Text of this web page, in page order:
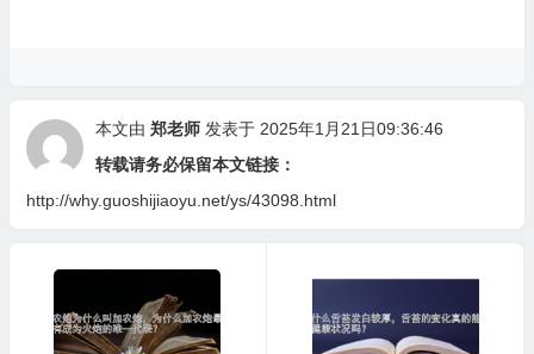
本文由 郑老师发表于 2025年1月21日09:36:46
转载请务必保留本文链接：
http://why.guoshijiaoyu.net/ys/43098.html